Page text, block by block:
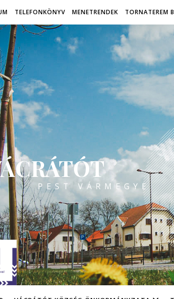
TELEFONKÖNYV MENETRENDEK TORNATEREM
PEST VÁRMEGYE